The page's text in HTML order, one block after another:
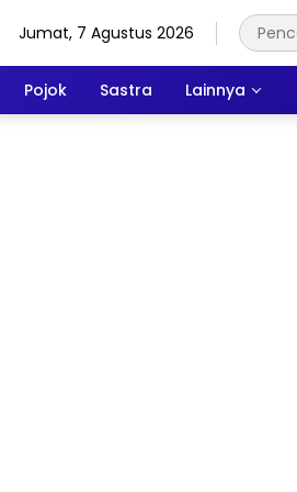
Jumat, 7 Agustus 2026
Pojok Sastra Lainnya